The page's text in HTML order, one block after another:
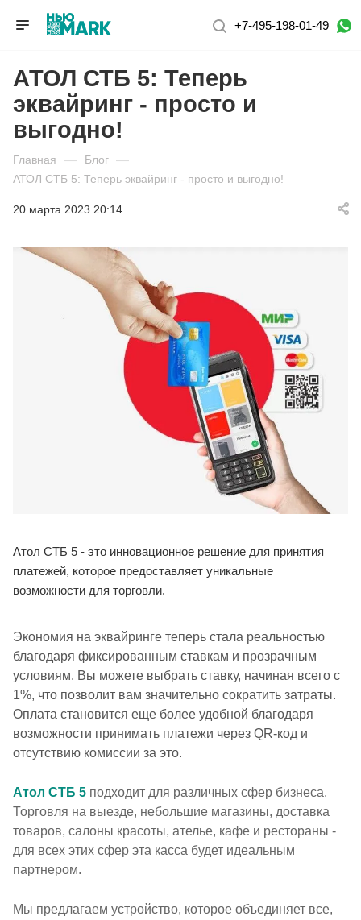
+7-495-198-01-49
АТОЛ СТБ 5: Теперь
эквайринг - просто и
выгодно!
Главная — Блог —
АТОЛ СТБ 5: Теперь эквайринг - просто и выгодно!
20 марта 2023 20:14
Атол СТБ 5 - это инновационное решение для принятия
платежей, которое предоставляет уникальные
возможности для торговли.
Экономия на эквайринге теперь стала реальностью
благодаря фиксированным ставкам и прозрачным
условиям. Вы можете выбрать ставку, начиная всего с
1%, что позволит вам значительно сократить затраты.
Оплата становится еще более удобной благодаря
возможности принимать платежи через QR-код и
отсутствию комиссии за это.
Атол СТБ 5 подходит для различных сфер бизнеса.
Торговля на выезде, небольшие магазины, доставка
товаров, салоны красоты, ателье, кафе и рестораны -
для всех этих сфер эта касса будет идеальным
партнером.
Мы предлагаем устройство, которое объединяет все,